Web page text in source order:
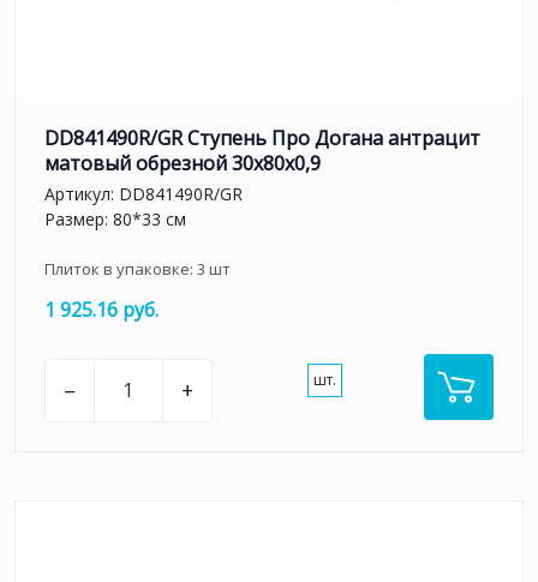
DD841490R/GR Ступень Про Догана антрацит
матовый обрезной 30x80x0,9
Артикул: DD841490R/GR
Размер: 80*33 см
Плиток в упаковке: 3 шт
1 925.16 руб.
– + шт.